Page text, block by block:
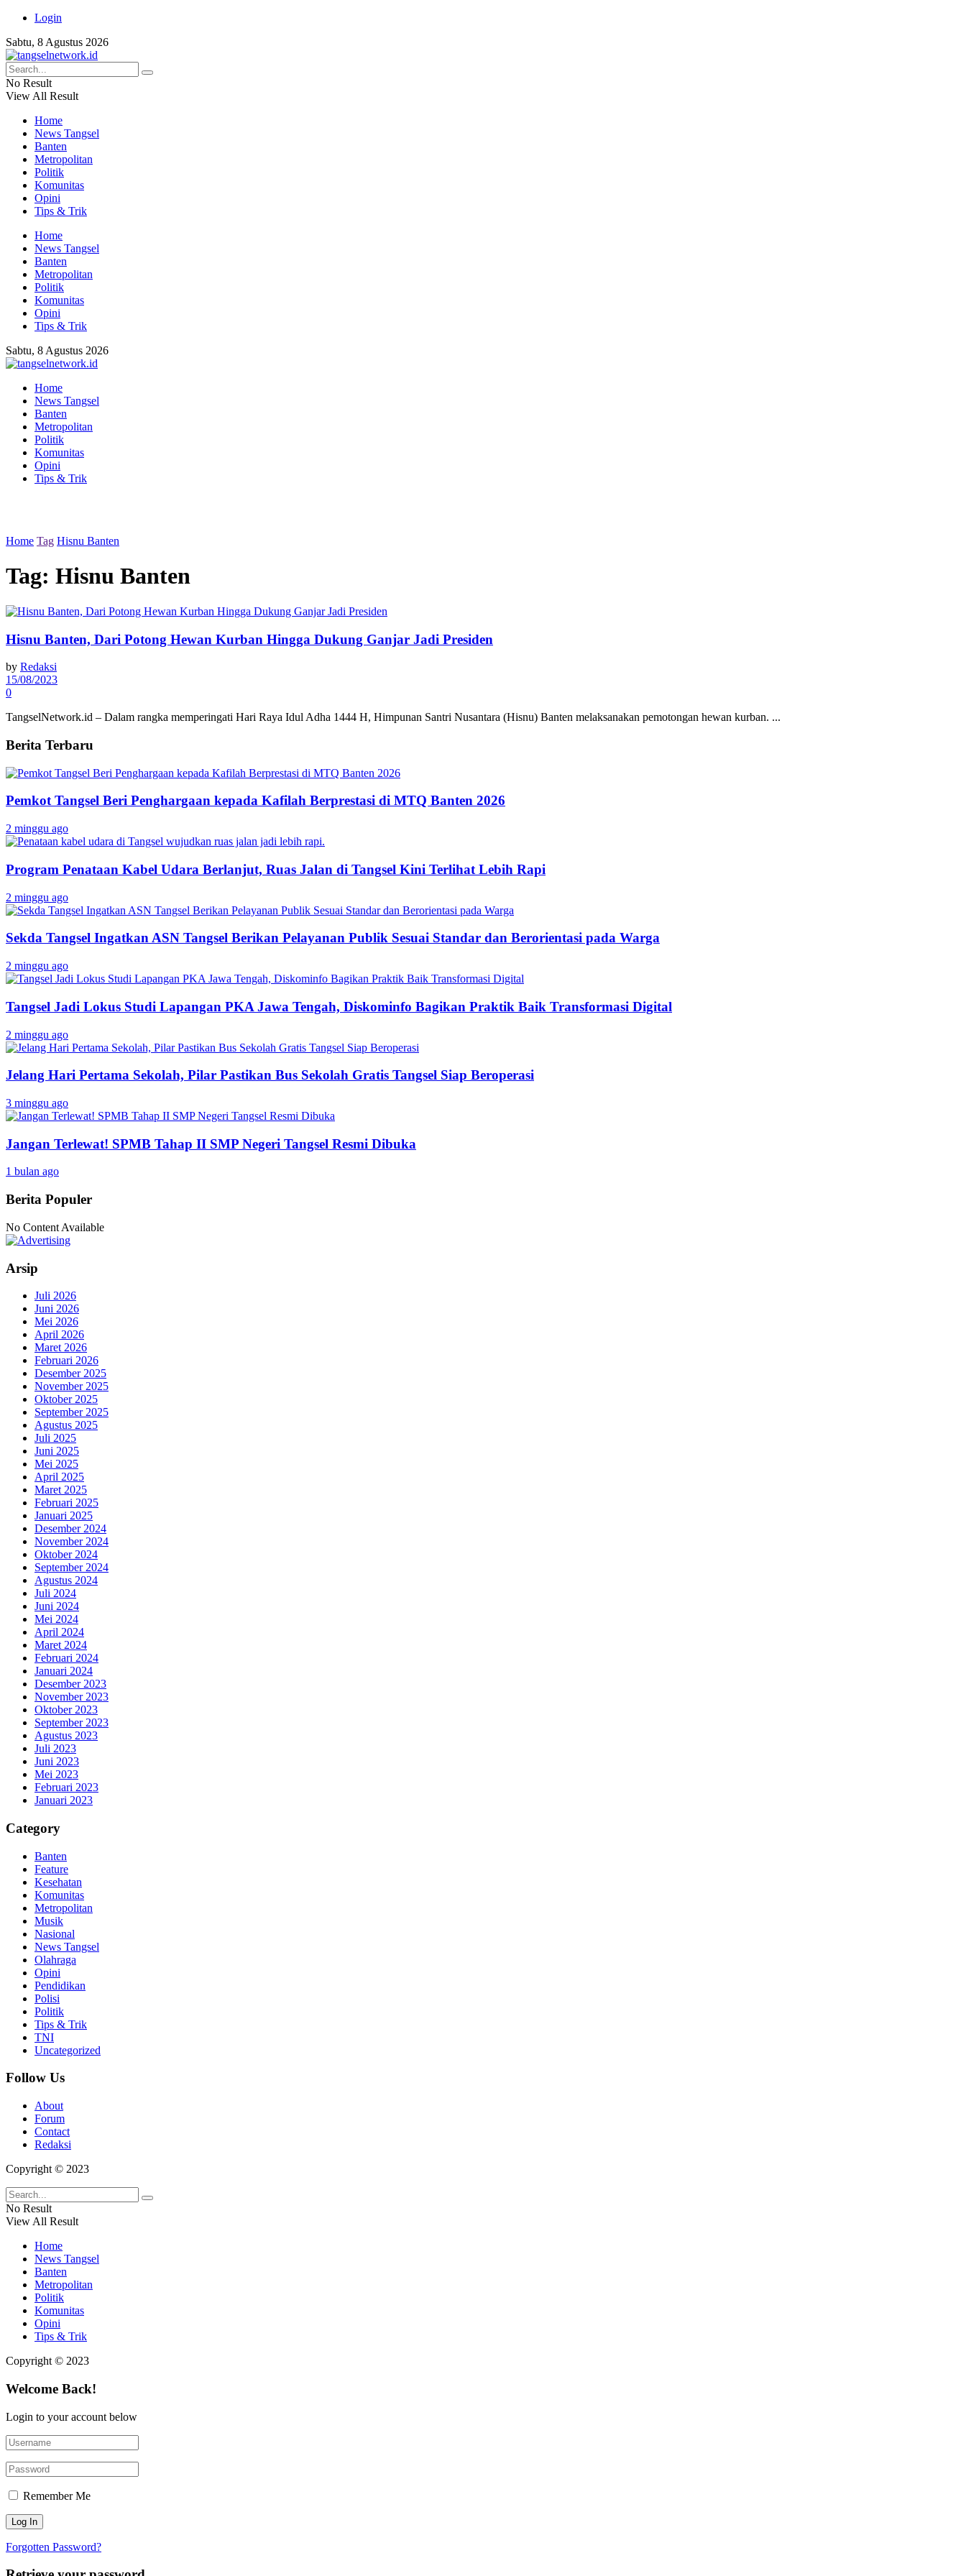
Login
Sabtu, 8 Agustus 2026
No Result
View All Result
Home
News Tangsel
Banten
Metropolitan
Politik
Komunitas
Opini
Tips & Trik
Home
News Tangsel
Banten
Metropolitan
Politik
Komunitas
Opini
Tips & Trik
Sabtu, 8 Agustus 2026
Home
News Tangsel
Banten
Metropolitan
Politik
Komunitas
Opini
Tips & Trik
Home Tag Hisnu Banten
Tag: Hisnu Banten
Hisnu Banten, Dari Potong Hewan Kurban Hingga Dukung Ganjar Jadi Presiden
by Redaksi
15/08/2023
0
TangselNetwork.id – Dalam rangka memperingati Hari Raya Idul Adha 1444 H, Himpunan Santri Nusantara (Hisnu) Banten melaksanakan pemotongan hewan kurban. ...
Berita Terbaru
Pemkot Tangsel Beri Penghargaan kepada Kafilah Berprestasi di MTQ Banten 2026
2 minggu ago
Program Penataan Kabel Udara Berlanjut, Ruas Jalan di Tangsel Kini Terlihat Lebih Rapi
2 minggu ago
Sekda Tangsel Ingatkan ASN Tangsel Berikan Pelayanan Publik Sesuai Standar dan Berorientasi pada Warga
2 minggu ago
Tangsel Jadi Lokus Studi Lapangan PKA Jawa Tengah, Diskominfo Bagikan Praktik Baik Transformasi Digital
2 minggu ago
Jelang Hari Pertama Sekolah, Pilar Pastikan Bus Sekolah Gratis Tangsel Siap Beroperasi
3 minggu ago
Jangan Terlewat! SPMB Tahap II SMP Negeri Tangsel Resmi Dibuka
1 bulan ago
Berita Populer
No Content Available
Arsip
Juli 2026
Juni 2026
Mei 2026
April 2026
Maret 2026
Februari 2026
Desember 2025
November 2025
Oktober 2025
September 2025
Agustus 2025
Juli 2025
Juni 2025
Mei 2025
April 2025
Maret 2025
Februari 2025
Januari 2025
Desember 2024
November 2024
Oktober 2024
September 2024
Agustus 2024
Juli 2024
Juni 2024
Mei 2024
April 2024
Maret 2024
Februari 2024
Januari 2024
Desember 2023
November 2023
Oktober 2023
September 2023
Agustus 2023
Juli 2023
Juni 2023
Mei 2023
Februari 2023
Januari 2023
Category
Banten
Feature
Kesehatan
Komunitas
Metropolitan
Musik
Nasional
News Tangsel
Olahraga
Opini
Pendidikan
Polisi
Politik
Tips & Trik
TNI
Uncategorized
Follow Us
About
Forum
Contact
Redaksi
Copyright © 2023
No Result
View All Result
Home
News Tangsel
Banten
Metropolitan
Politik
Komunitas
Opini
Tips & Trik
Copyright © 2023
Welcome Back!
Login to your account below
Remember Me
Forgotten Password?